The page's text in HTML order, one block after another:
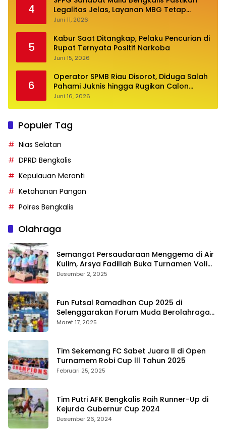
4
Legalitas Jelas, Layanan MBG Tetap
Optimal
Juni 11, 2026
5
Kabur Saat Ditangkap, Pelaku Pencurian di
Rupat Ternyata Positif Narkoba
Juni 15, 2026
6
Operator SPMB Riau Disorot, Diduga Salah
Pahami Juknis hingga Rugikan Calon
Siswa
Juni 16, 2026
Populer Tag
Nias Selatan
DPRD Bengkalis
Kepulauan Meranti
Ketahanan Pangan
Polres Bengkalis
Olahraga
Semangat Persaudaraan Menggema di Air
Kulim, Arsya Fadillah Buka Turnamen Voli
Bermasa Cup II
Desember 2, 2025
Fun Futsal Ramadhan Cup 2025 di
Selenggarakan Forum Muda Berolahraga
Bengkalis
Maret 17, 2025
Tim Sekemang FC Sabet Juara ll di Open
Turnamem Robi Cup lll Tahun 2025
Februari 25, 2025
Tim Putri AFK Bengkalis Raih Runner-Up di
Kejurda Gubernur Cup 2024
Desember 26, 2024